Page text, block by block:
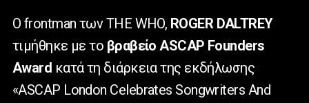
Ο frontman των THE WHO, ROGER DALTREY
τιμήθηκε με το βραβείο ASCAP Founders
Award κατά τη διάρκεια της εκδήλωσης
«ASCAP London Celebrates Songwriters And